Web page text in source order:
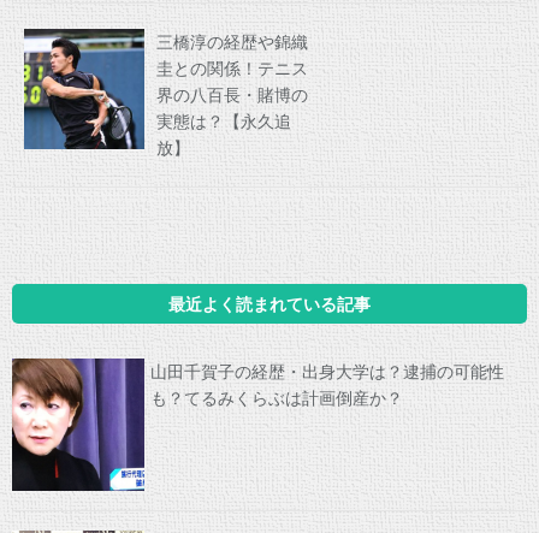
三橋淳の経歴や錦織
圭との関係！テニス
界の八百長・賭博の
実態は？【永久追
放】
最近よく読まれている記事
山田千賀子の経歴・出身大学は？逮捕の可能性
も？てるみくらぶは計画倒産か？